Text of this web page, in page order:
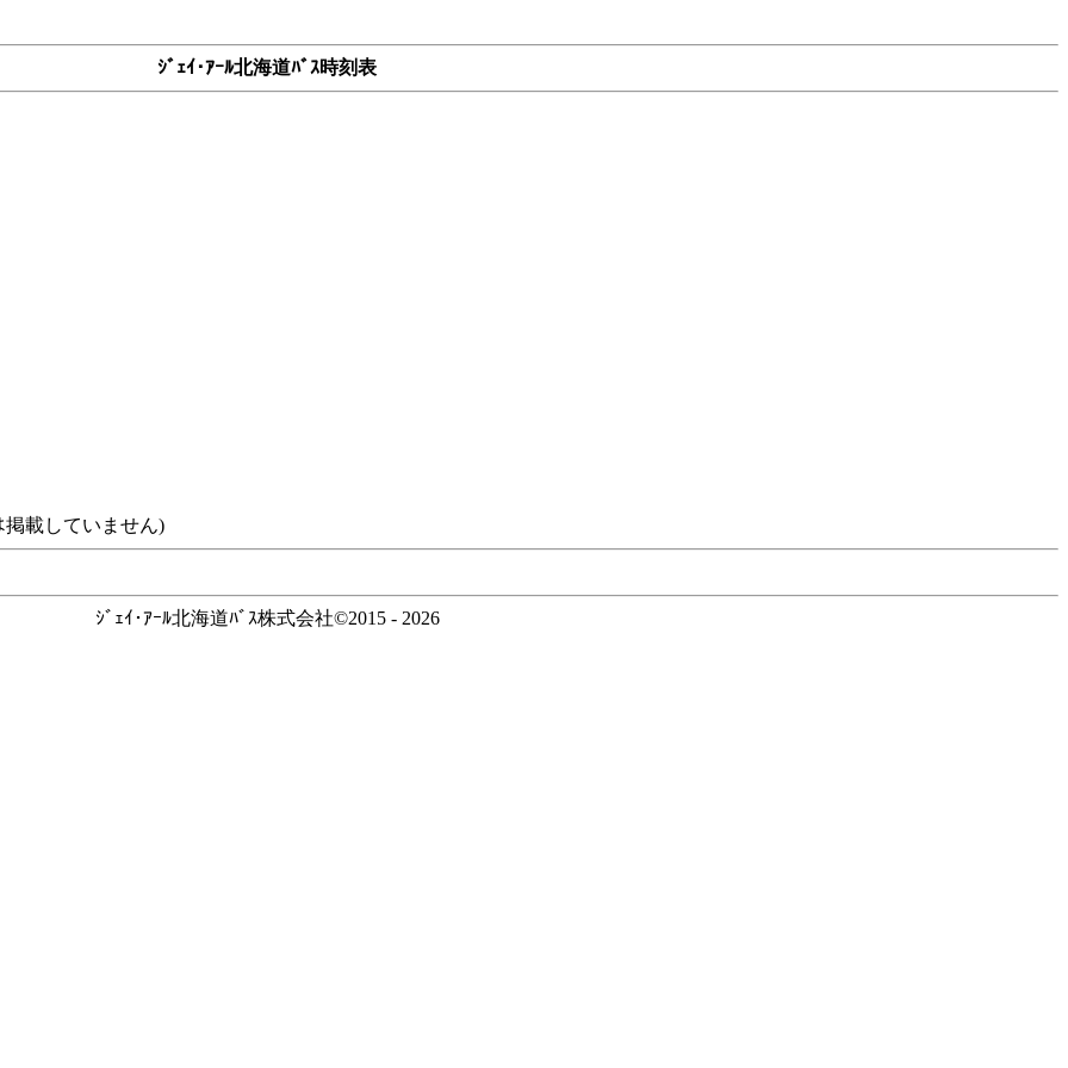
ｼﾞｪｲ･ｱｰﾙ北海道ﾊﾞｽ時刻表
掲載していません)
ｼﾞｪｲ･ｱｰﾙ北海道ﾊﾞｽ株式会社©2015 - 2026